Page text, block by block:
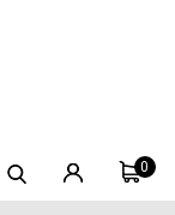
0